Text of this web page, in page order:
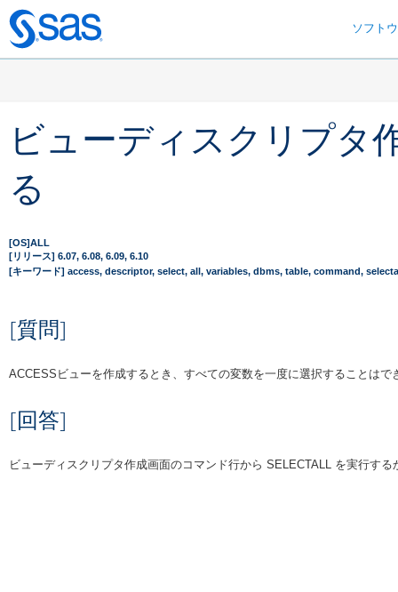
Skip
ソフト
ビューディスクリプタ
る
[OS]ALL
[リリース] 6.07, 6.08, 6.09, 6.10
[キーワード] access, descriptor, select, all, variables, dbms, table, command,
[質問]
ACCESSビューを作成するとき、すべての変数を一度に選択することはで
[回答]
ビューディスクリプタ作成画面のコマンド行から SELECTALL を実行す